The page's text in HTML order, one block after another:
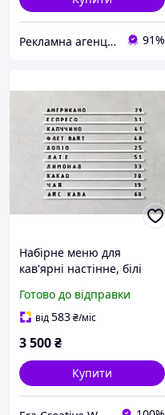
Рекламна агенція "VLAD" 91%
Набірне меню для
кав'ярні настінне, білі
настінне для кав'ярні та
кафе
Готово до відправки
від583₴/міс
3 500₴
Купити